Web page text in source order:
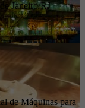
Janeiro/RJ
de Máquinas para